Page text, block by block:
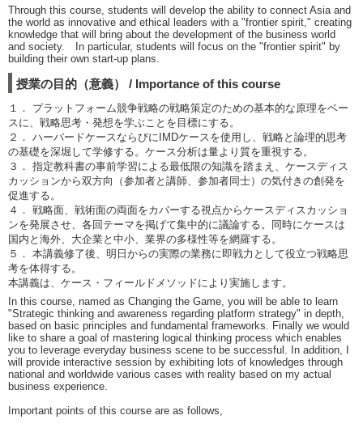
Through this course, students will develop the ability to connect Asia and
the world as innovative and ethical leaders with a "frontier spirit," creating
knowledge that will bring about the development of the business world
and society. In particular, students will focus on the "frontier spirit" by
building their own start-up plans.
授業の目的（意義） / Importance of this course
１． プラットフォーム競争戦略の戦略策定のための基本的な原理をベー
スに、戦略思考・発想を学ぶことを目標にする。
２． ハーバードケースならびにIMDケースを使用し、戦略と論理的思考
の基礎を深堀して学修する。ケース分析は量より質を重視する。
３． 指定教科書の事前学習による最低限の知識を踏まえ、ケースディス
カッションから双方向（参加者と講師、参加者同士）の気付きの創発を
促進する。
４． 戦略面、戦術面の両面をカバーする視点からケースディスカッショ
ンを発展させ、各回テーマを掲げて集中的に議論する。同時にケースは
国内と海外、大企業と中小、業界の多様性等を網羅する。
５． 本講義修了後、明日からの実際の業務に即戦力として役立つ戦略思
考を体得する。
本講義は、ケース・フィールドメソッドにより実施します。
In this course, named as Changing the Game, you will be able to learn
"Strategic thinking and awareness regarding platform strategy" in depth,
based on basic principles and fundamental frameworks. Finally we would
like to share a goal of mastering logical thinking process which enables
you to leverage everyday business scene to be successful. In addition, I
will provide interactive session by exhibiting lots of knowledges through
national and worldwide various cases with reality based on my actual
business experience.
Important points of this course are as follows,